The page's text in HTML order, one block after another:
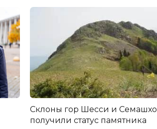
Склоны гор Шесси и Семашхо
получили статус памятника